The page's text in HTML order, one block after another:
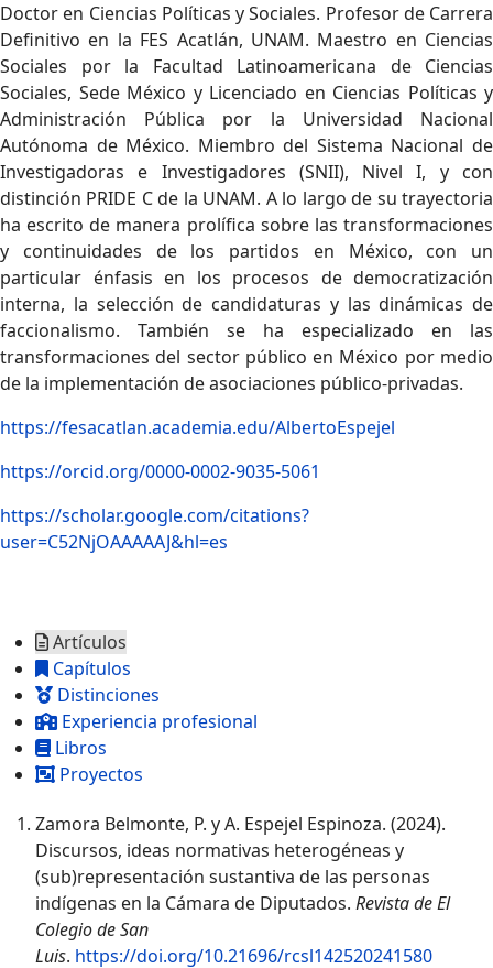
Doctor en Ciencias Políticas y Sociales. Profesor de Carrera
Definitivo en la FES Acatlán, UNAM. Maestro en Ciencias
Sociales por la Facultad Latinoamericana de Ciencias
Sociales, Sede México y Licenciado en Ciencias Políticas y
Administración Pública por la Universidad Nacional
Autónoma de México. Miembro del Sistema Nacional de
Investigadoras e Investigadores (SNII), Nivel I, y con
distinción PRIDE C de la UNAM. A lo largo de su trayectoria
ha escrito de manera prolífica sobre las transformaciones
y continuidades de los partidos en México, con un
particular énfasis en los procesos de democratización
interna, la selección de candidaturas y las dinámicas de
faccionalismo. También se ha especializado en las
transformaciones del sector público en México por medio
de la implementación de asociaciones público-privadas.
https://fesacatlan.academia.edu/AlbertoEspejel
https://orcid.org/0000-0002-9035-5061
https://scholar.google.com/citations?
user=C52NjOAAAAAJ&hl=es
Artículos
Capítulos
Distinciones
Experiencia profesional
Libros
Proyectos
Zamora Belmonte, P. y A. Espejel Espinoza. (2024).
Discursos, ideas normativas heterogéneas y
(sub)representación sustantiva de las personas
indígenas en la Cámara de Diputados. Revista de El
Colegio de San
Luis. https://doi.org/10.21696/rcsl142520241580